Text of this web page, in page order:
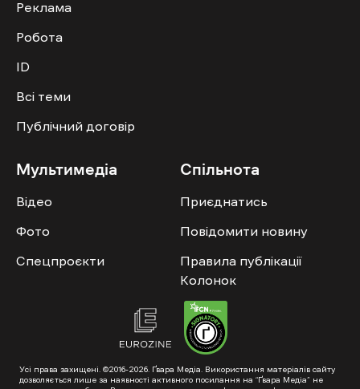
Реклама
Робота
ID
Всі теми
Публічний договір
Мультимедіа
Відео
Фото
Спецпроєкти
Спільнота
Приєднатись
Повідомити новину
Правила публікації
Колонок
Усі права захищені. ©2016-2026. Ґвара Медіа. Використання матеріалів сайту
дозволяється лише за наявності активного посилання на “Ґвара Медіа” не